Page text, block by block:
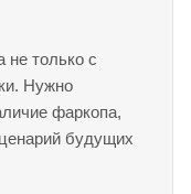
не только с
Нужно
фаркопа,
будущих